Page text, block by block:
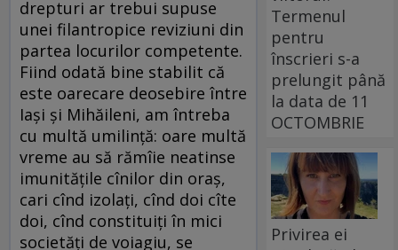
drepturi ar trebui supuse
unei filantropice reviziuni din
partea locurilor competente.
Fiind odată bine stabilit că
este oarecare deosebire între
Iaşi şi Mihăileni, am întreba
cu multă umilinţă: oare multă
vreme au să rămîie neatinse
imunităţile cînilor din oraş,
cari cînd izolaţi, cînd doi cîte
doi, cînd constituiţi în mici
societăţi de voiagiu, se
Termenul
pentru
înscrieri s-a
prelungit până
la data de 11
OCTOMBRIE
Privirea ei